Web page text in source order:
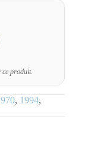
ce produit.
, 1994,